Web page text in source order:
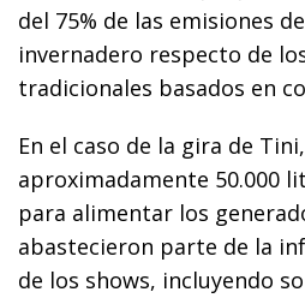
del 75% de las emisiones
invernadero respecto de
tradicionales basados en
En el caso de la gira de
aproximadamente 50.000
para alimentar los
abastecieron parte de la
de los shows, incluyendo